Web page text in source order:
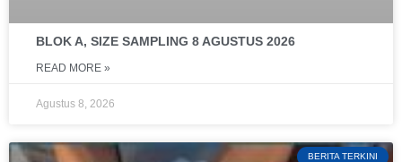
BLOK A, SIZE SAMPLING 8 AGUSTUS 2026
READ MORE »
Agustus 8, 2026
BERITA TERKINI